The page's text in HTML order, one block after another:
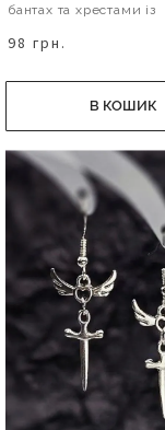
бантах та хрестами із
98 грн.
В КОШИК